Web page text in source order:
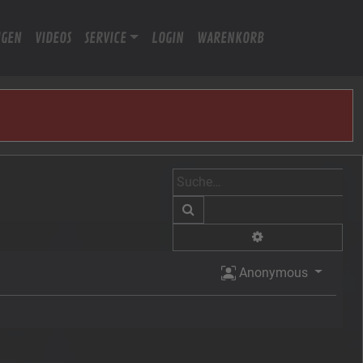
VIDEOS SERVICE LOGIN WARENKORB
Anonymous